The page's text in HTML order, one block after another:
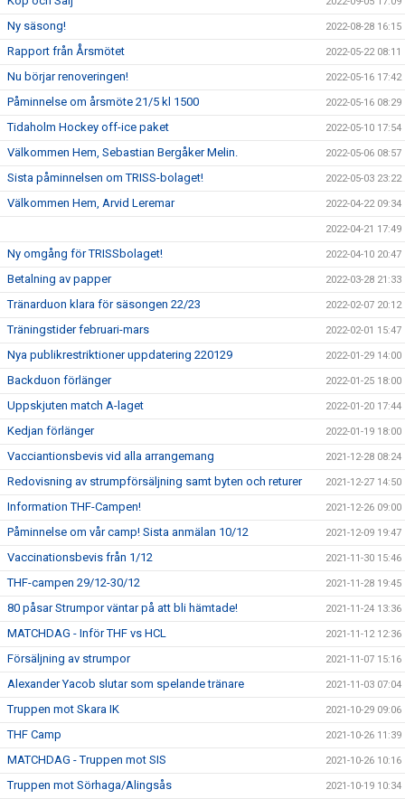
Ny säsong! 2022-08-28 16:15
Rapport från Årsmötet 2022-05-22 08:11
Nu börjar renoveringen! 2022-05-16 17:42
Påminnelse om årsmöte 21/5 kl 1500 2022-05-16 08:29
Tidaholm Hockey off-ice paket 2022-05-10 17:54
Välkommen Hem, Sebastian Bergåker Melin. 2022-05-06 08:57
Sista påminnelsen om TRISS-bolaget! 2022-05-03 23:22
Välkommen Hem, Arvid Leremar 2022-04-22 09:34
2022-04-21 17:49
Ny omgång för TRISSbolaget! 2022-04-10 20:47
Betalning av papper 2022-03-28 21:33
Tränarduon klara för säsongen 22/23 2022-02-07 20:12
Träningstider februari-mars 2022-02-01 15:47
Nya publikrestriktioner uppdatering 220129 2022-01-29 14:00
Backduon förlänger 2022-01-25 18:00
Uppskjuten match A-laget 2022-01-20 17:44
Kedjan förlänger 2022-01-19 18:00
Vacciantionsbevis vid alla arrangemang 2021-12-28 08:24
Redovisning av strumpförsäljning samt byten och returer 2021-12-27 14:50
Information THF-Campen! 2021-12-26 09:00
Påminnelse om vår camp! Sista anmälan 10/12 2021-12-09 19:47
Vaccinationsbevis från 1/12 2021-11-30 15:46
THF-campen 29/12-30/12 2021-11-28 19:45
80 påsar Strumpor väntar på att bli hämtade! 2021-11-24 13:36
MATCHDAG - Inför THF vs HCL 2021-11-12 12:36
Försäljning av strumpor 2021-11-07 15:16
Alexander Yacob slutar som spelande tränare 2021-11-03 07:04
Truppen mot Skara IK 2021-10-29 09:06
THF Camp 2021-10-26 11:39
MATCHDAG - Truppen mot SIS 2021-10-26 10:16
Truppen mot Sörhaga/Alingsås 2021-10-19 10:34